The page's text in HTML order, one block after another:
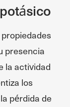
presencia
la actividad
los
pérdida de